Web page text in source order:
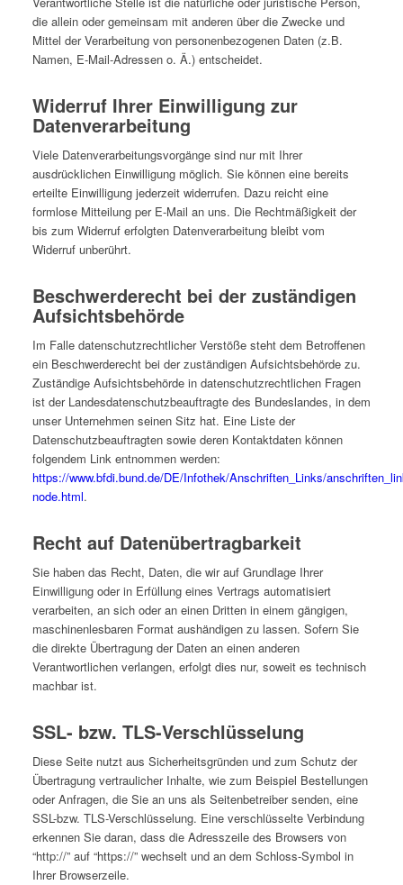
die allein oder gemeinsam mit anderen über die Zwecke und
Mittel der Verarbeitung von personenbezogenen Daten (z.B.
Namen, E-Mail-Adressen o. Ä.) entscheidet.
Widerruf Ihrer Einwilligung zur
Datenverarbeitung
Viele Datenverarbeitungsvorgänge sind nur mit Ihrer
ausdrücklichen Einwilligung möglich. Sie können eine bereits
erteilte Einwilligung jederzeit widerrufen. Dazu reicht eine
formlose Mitteilung per E-Mail an uns. Die Rechtmäßigkeit der
bis zum Widerruf erfolgten Datenverarbeitung bleibt vom
Widerruf unberührt.
Beschwerderecht bei der zuständigen
Aufsichtsbehörde
Im Falle datenschutzrechtlicher Verstöße steht dem Betroffenen
ein Beschwerderecht bei der zuständigen Aufsichtsbehörde zu.
Zuständige Aufsichtsbehörde in datenschutzrechtlichen Fragen
ist der Landesdatenschutzbeauftragte des Bundeslandes, in dem
unser Unternehmen seinen Sitz hat. Eine Liste der
Datenschutzbeauftragten sowie deren Kontaktdaten können
folgendem Link entnommen werden:
https://www.bfdi.bund.de/DE/Infothek/Anschriften_Links/
node.html.
Recht auf Datenübertragbarkeit
Sie haben das Recht, Daten, die wir auf Grundlage Ihrer
Einwilligung oder in Erfüllung eines Vertrags automatisiert
verarbeiten, an sich oder an einen Dritten in einem gängigen,
maschinenlesbaren Format aushändigen zu lassen. Sofern Sie
die direkte Übertragung der Daten an einen anderen
Verantwortlichen verlangen, erfolgt dies nur, soweit es technisch
machbar ist.
SSL- bzw. TLS-Verschlüsselung
Diese Seite nutzt aus Sicherheitsgründen und zum Schutz der
Übertragung vertraulicher Inhalte, wie zum Beispiel Bestellungen
oder Anfragen, die Sie an uns als Seitenbetreiber senden, eine
SSL-bzw. TLS-Verschlüsselung. Eine verschlüsselte Verbindung
erkennen Sie daran, dass die Adresszeile des Browsers von
“http://” auf “https://” wechselt und an dem Schloss-Symbol in
Ihrer Browserzeile.